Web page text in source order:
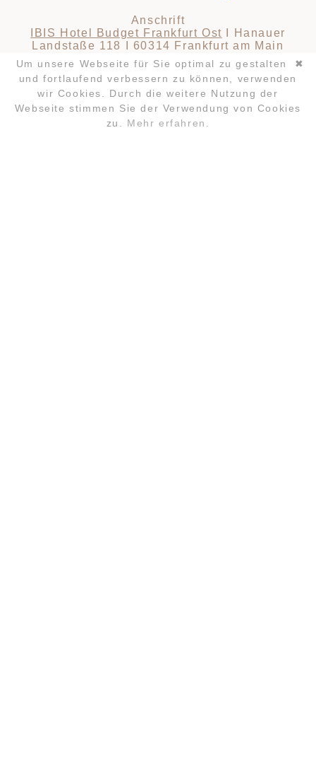
Navigation
FAQ LOCATION
Anschrift
IBIS Hotel Budget Frankfurt Ost I Hanauer
Landstaße 118 I 60314 Frankfurt am Main
(Stadtteil Ostend)
Parken Tiefgarage (kostenpflichtig) oder an
der Straße
Mit öffentlichen Verkehrsmitteln einschl.
Fußweg 15 Minuten bis zur GLYC I 29
Minuten zum YogaCenter
✖
Um unsere Webseite für Sie optimal zu gestalten
und fortlaufend verbessern zu können, verwenden
wir Cookies. Durch die weitere Nutzung der
Webseite stimmen Sie der Verwendung von Cookies
zu. Mehr erfahren.